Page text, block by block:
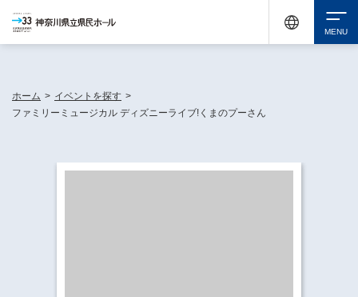
ホーム > イベントを探す >
ファミリーミュージカル ディズニーライブ!くまのプーさん